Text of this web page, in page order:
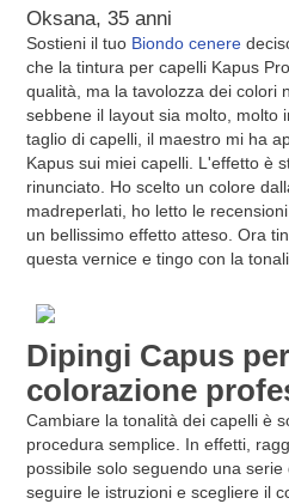
Oksana, 35 anni
Sostieni il tuo Biondo cenere
che la tintura per capelli Kapus
qualità, ma la tavolozza dei colori
sebbene il layout sia molto, molto
taglio di capelli, il maestro mi ha
Kapus sui miei capelli. L'effetto è
rinunciato. Ho scelto un colore
madreperlati, ho letto le
un bellissimo effetto atteso. Ora
questa vernice e tingo con la
Dipingi Capus
colorazione
Cambiare la tonalità dei capelli è
procedura semplice. In effetti,
possibile solo seguendo una
seguire le istruzioni e scegliere il